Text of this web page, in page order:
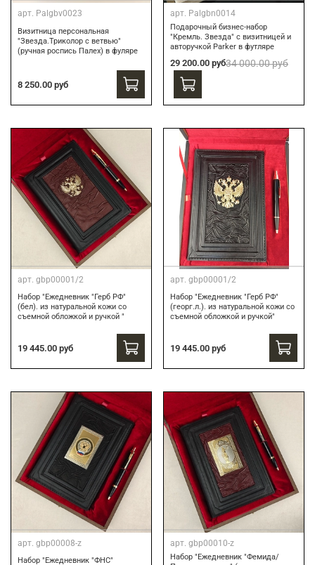
арт. Palgbv0023
Визитница персональная
"Звезда.Триколор с ветвью"
(ручная роспись Палех) в фуляре
8 250.00 руб
арт. Palgbn0014
Подарочный бизнес-набор
"Кремль. Звезда" с визитницей и
авторучкой Parker в футляре
29 200.00 руб34 000.00 руб
арт. gbp00001/2
Набор "Ежедневник "Герб РФ"
(бел). из натуральной кожи со
съемной обложкой и ручкой "
19 445.00 руб
арт. gbp00001/2
Набор "Ежедневник "Герб РФ"
(георг.л.). из натуральной кожи со
съемной обложкой и ручкой"
19 445.00 руб
арт. gbp00008-z
Набор "Ежедневник "ФНС"
арт. gbp00010-z
Набор "Ежедневник "Фемида/